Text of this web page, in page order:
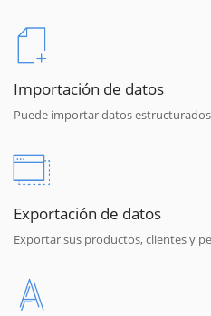
Importación de datos
Puede importar datos
Exportación de datos
Exportar sus productos, clientes y